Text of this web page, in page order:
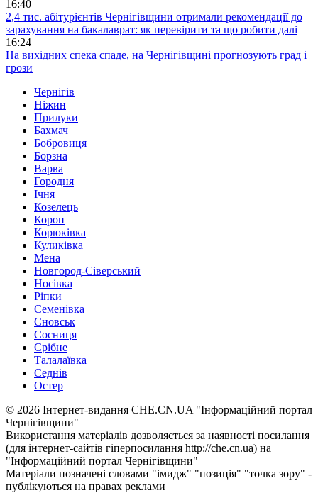
16:40
2,4 тис. абітурієнтів Чернігівщини отримали рекомендації до
зарахування на бакалаврат: як перевірити та що робити далі
16:24
На вихідних спека спаде, на Чернігівщині прогнозують град і
грози
Чернігів
Ніжин
Прилуки
Бахмач
Бобровиця
Борзна
Варва
Городня
Ічня
Козелець
Короп
Корюківка
Куликівка
Мена
Новгород-Сіверський
Носівка
Ріпки
Семенівка
Сновськ
Сосниця
Срібне
Талалаївка
Седнів
Остер
© 2026 Інтернет-видання CHE.CN.UA "Інформаційний портал
Чернiгiвщини"
Використання матеріалів дозволяється за наявності посилання
(для інтернет-сайтів гіперпосилання http://che.cn.ua) на
"Інформаційний портал Чернiгiвщини"
Матеріали позначені словами "імидж" "позиція" "точка зору" -
публікуються на правах реклами